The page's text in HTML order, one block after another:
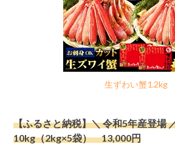
生ずわい蟹1.2kg
【ふるさと納税】＼ 令和5年産登場
10kg（2kg×5袋） 13,000円